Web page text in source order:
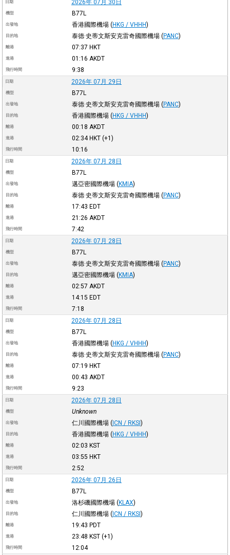
日期 2026年 07月 30日
機型 B77L
出發地 香港國際機場 (HKG / VHHH)
目的地 泰德·史蒂文斯安克雷奇國際機場 (PANC)
離港 07:37 HKT
進港 01:16 AKDT
飛行時間 9:38
日期 2026年 07月 29日
機型 B77L
出發地 泰德·史蒂文斯安克雷奇國際機場 (PANC)
目的地 香港國際機場 (HKG / VHHH)
離港 00:18 AKDT
進港 02:34HKT(+1)
飛行時間 10:16
日期 2026年 07月 28日
機型 B77L
出發地 邁亞密國際機場 (KMIA)
目的地 泰德·史蒂文斯安克雷奇國際機場 (PANC)
離港 17:43 EDT
進港 21:26 AKDT
飛行時間 7:42
日期 2026年 07月 28日
機型 B77L
出發地 泰德·史蒂文斯安克雷奇國際機場 (PANC)
目的地 邁亞密國際機場 (KMIA)
離港 02:57 AKDT
進港 14:15 EDT
飛行時間 7:18
日期 2026年 07月 28日
機型 B77L
出發地 香港國際機場 (HKG / VHHH)
目的地 泰德·史蒂文斯安克雷奇國際機場 (PANC)
離港 07:19 HKT
進港 00:43 AKDT
飛行時間 9:23
日期 2026年 07月 28日
機型 Unknown
出發地 仁川國際機場 (ICN / RKSI)
目的地 香港國際機場 (HKG / VHHH)
離港 02:03 KST
進港 03:55 HKT
飛行時間 2:52
日期 2026年 07月 26日
機型 B77L
出發地 洛杉磯國際機場 (KLAX)
目的地 仁川國際機場 (ICN / RKSI)
離港 19:43 PDT
進港 23:48 KST(+1)
飛行時間 12:04